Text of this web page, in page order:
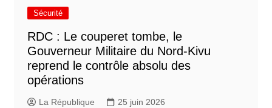
Sécurité
RDC : Le couperet tombe, le
Gouverneur Militaire du Nord-Kivu
reprend le contrôle absolu des
opérations
La République 25 juin 2026